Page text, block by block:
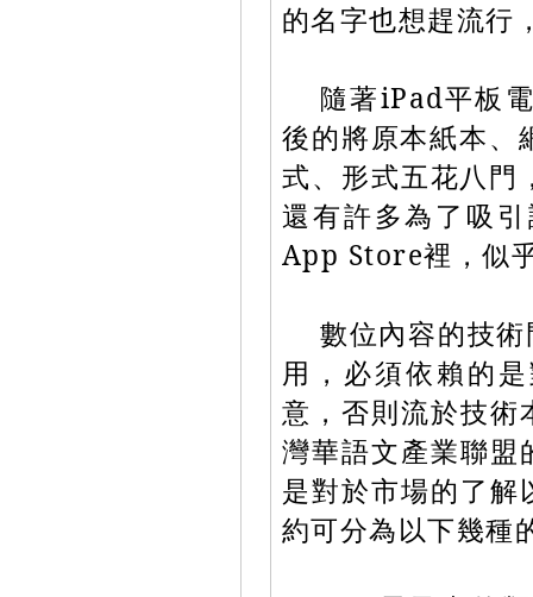
的名字也想趕流行
隨著iPad平板
後的將原本紙本、
式、形式五花八門
還有許多為了吸
App Store裡，似
數位內容的技
用，必須依賴的
意，否則流於技術
灣華語文產業聯盟
是對於市場的了解
約可分為以下幾種